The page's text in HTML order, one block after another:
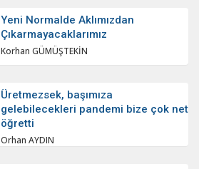
Yeni Normalde Aklımızdan
Çıkarmayacaklarımız
Korhan GÜMÜŞTEKİN
Üretmezsek, başımıza
gelebilecekleri pandemi bize çok net
öğretti
Orhan AYDIN